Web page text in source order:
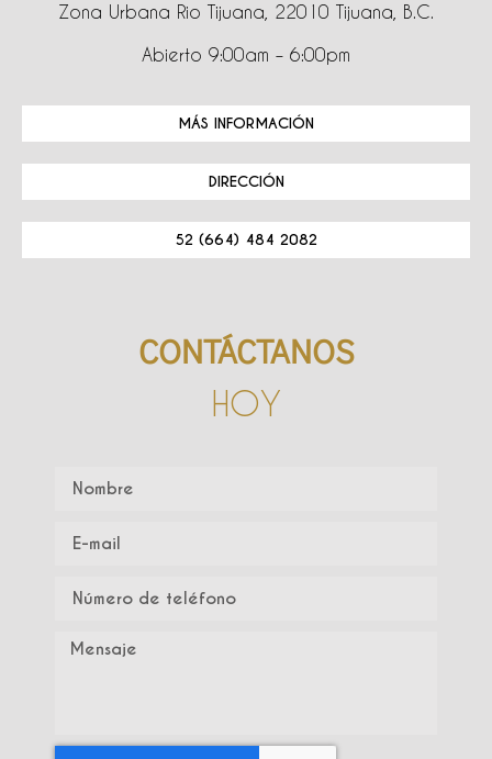
Zona Urbana Rio Tijuana, 22010 Tijuana, B.C.
Abierto 9:00am – 6:00pm
MÁS INFORMACIÓN
DIRECCIÓN
52 (664) 484 2082
CONTÁCTANOS
HOY